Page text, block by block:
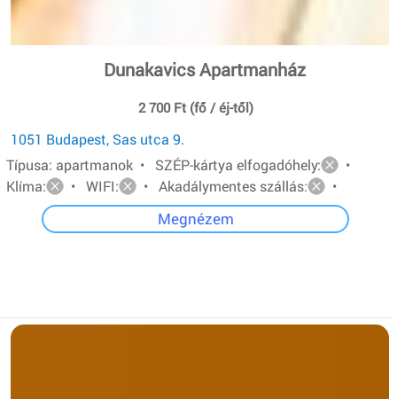
Dunakavics Apartmanház
2 700 Ft (fő / éj-től)
1051 Budapest, Sas utca 9.
Típusa: apartmanok • SZÉP-kártya elfogadóhely:
•
Klíma:
• WIFI: • Akadálymentes szállás: •
Megnézem